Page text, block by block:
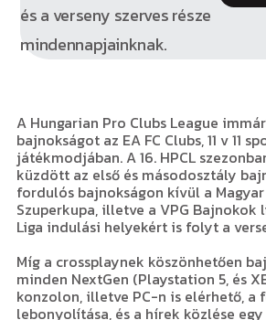
és a verseny szerves része
mindennapjainknak.
A Hungarian Pro Clubs League
bajnokságot az EA FC Clubs, 11 v 11
játékmodjában. A 16. HPCL
küzdött az első és másodosztály
fordulós bajnokságon kívül a Magyar
Szuperkupa, illetve a VPG Bajnokok
Liga indulási helyekért is folyt a
Míg a crossplaynek köszönhetően
minden NextGen (Playstation 5, és
konzolon, illetve PC-n is elérhető, a
lebonyolítása, és a hírek közlése